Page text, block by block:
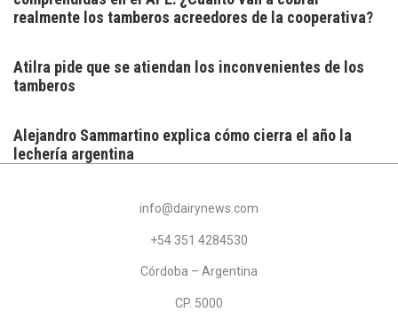
realmente los tamberos acreedores de la cooperativa?
Atilra pide que se atiendan los inconvenientes de los
tamberos
Alejandro Sammartino explica cómo cierra el año la
lechería argentina
info@dairynews.com
+54 351 4284530
Córdoba – Argentina
CP. 5000